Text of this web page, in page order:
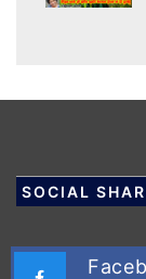
SOCIAL